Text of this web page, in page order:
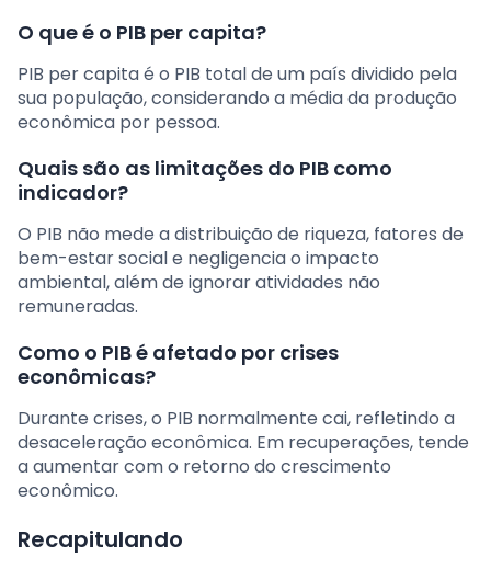
O que é o PIB per capita?
PIB per capita é o PIB total de um país dividido pela
sua população, considerando a média da produção
econômica por pessoa.
Quais são as limitações do PIB como
indicador?
O PIB não mede a distribuição de riqueza, fatores de
bem-estar social e negligencia o impacto
ambiental, além de ignorar atividades não
remuneradas.
Como o PIB é afetado por crises
econômicas?
Durante crises, o PIB normalmente cai, refletindo a
desaceleração econômica. Em recuperações, tende
a aumentar com o retorno do crescimento
econômico.
Recapitulando